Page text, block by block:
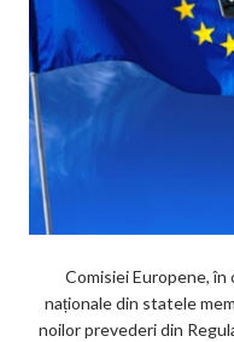
Comisiei Europene,
naționale din statele
noilor prevederi din